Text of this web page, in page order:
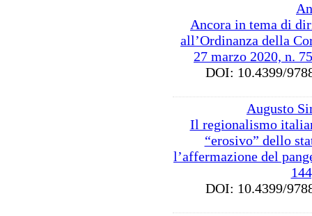
Ancora in tema di
all’Ordinanza della
27 marzo 2020, n.
DOI: 10.4399/
Augusto
Il regionalismo
“erosivo” dello
l’affermazione del
DOI: 10.4399/